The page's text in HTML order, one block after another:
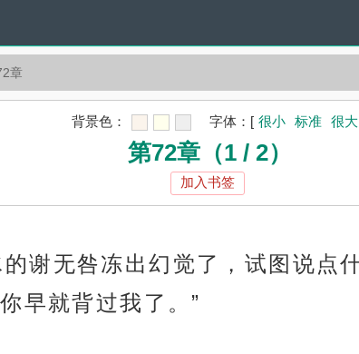
章
背景色： 字体： [ 很小 标准 很大
第72章（1 / 2）
加入书签
谢无咎冻出幻觉了，试图说点
早就背过我了。”